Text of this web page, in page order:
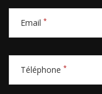
Email *
Téléphone *